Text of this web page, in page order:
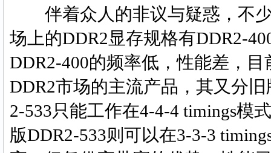
伴着众人的非议与疑惑，不少
场上的DDR2显存规格有DDR2-
DDR2-400的频率低，性能差，
DDR2市场的主流产品，其又分
2-533只能工作在4-4-4 timings模
版DDR2-533则可以在3-3-3